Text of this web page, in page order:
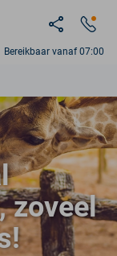
Bereikbaar vanaf 07:00
zoveel